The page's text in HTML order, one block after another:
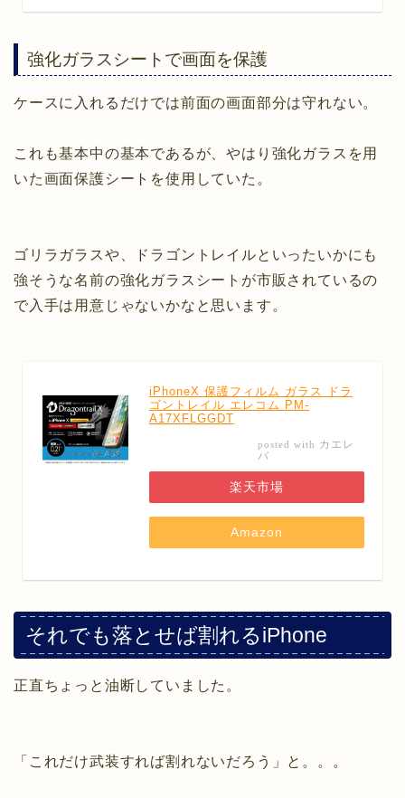
強化ガラスシートで画面を保護
ケースに入れるだけでは前面の画面部分は守れない。
これも基本中の基本であるが、やはり強化ガラスを用
いた画面保護シートを使用していた。
ゴリラガラスや、ドラゴントレイルといったいかにも
強そうな名前の強化ガラスシートが市販されているの
で入手は用意じゃないかなと思います。
iPhoneX 保護フィルム ガラス ドラ
ゴントレイル エレコム PM-
A17XFLGGDT
posted with カエレ
バ
楽天市場
Amazon
それでも落とせば割れるiPhone
正直ちょっと油断していました。
「これだけ武装すれば割れないだろう」と。。。